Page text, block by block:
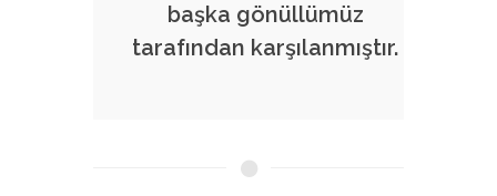
başka gönüllümüz
tarafından karşılanmıştır.